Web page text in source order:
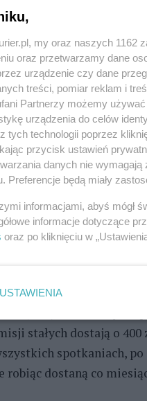
zarzucając
dwóch członków
spóźnienia. Zdaniem
im drogę do
sugestie. W trakcie
kołobrzeżan
diet została przyjęta.
posiedzeniach, ale
z komisji. Przepis nie
stracić co miesiąc
Zawadzki, pozwala
się z powierzonych im
co miesiąc za
stałych dostają o
spotkaniach, po
robiąc dostaną co
my oraz naszych 1162
oraz przetwarzamy dane
urządzenie czy dane
treści, pomiar reklam i
Partnerzy możemy
urządzenia do celów
tych technologii poprzez
przycisk ustawień
danych nie
Preferencje będą miały
informacjami, abyś mógł
informacje dotyczące
oraz po kliknięciu w
USTAWIENIA